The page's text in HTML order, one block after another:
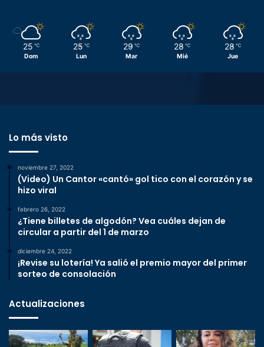
25 ℃
Dom
25 ℃
Lun
29 ℃
Mar
28 ℃
Mié
28 ℃
Jue
Lo más visto
noviembre 27, 2022
(Video) Un Cantor «cantó» gol tico con el corazón y se
hizo viral
febrero 26, 2022
¿Tiene billetes de algodón? Vea cuáles dejan de
circular a partir del 1 de marzo
diciembre 24, 2022
¡Revise su lotería! Ya salió el premio mayor del primer
sorteo de consolación
Actualizaciones